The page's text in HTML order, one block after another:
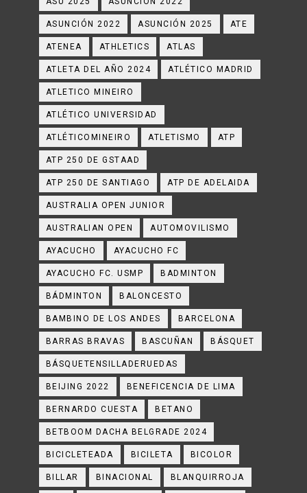
ASUNCIÓN 2022 ASUNCIÓN 2025 ATE
ATENEA ATHLETICS ATLAS
ATLETA DEL AÑO 2024 ATLÉTICO MADRID
ATLETICO MINEIRO
ATLÉTICO UNIVERSIDAD
ATLÉTICOMINEIRO ATLETISMO ATP
ATP 250 DE GSTAAD
ATP 250 DE SANTIAGO ATP DE ADELAIDA
AUSTRALIA OPEN JUNIOR
AUSTRALIAN OPEN AUTOMOVILISMO
AYACUCHO AYACUCHO FC
AYACUCHO FC. USMP BADMINTON
BÁDMINTON BALONCESTO
BAMBINO DE LOS ANDES BARCELONA
BARRAS BRAVAS BASCUÑAN BÁSQUET
BÁSQUETENSILLADERUEDAS
BEIJING 2022 BENEFICENCIA DE LIMA
BERNARDO CUESTA BETANO
BETBOOM DACHA BELGRADE 2024
BICICLETEADA BICILETA BICOLOR
BILLAR BINACIONAL BLANQUIRROJA